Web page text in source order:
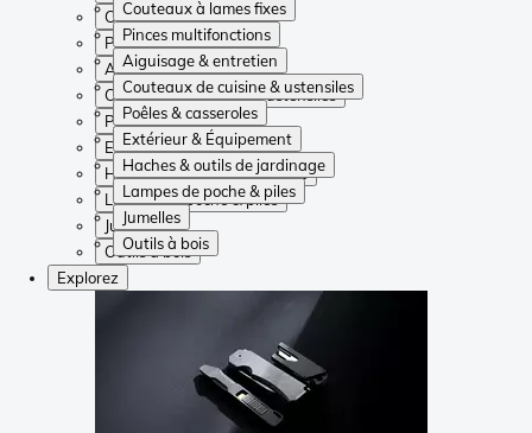
Couteaux à lames fixes
Pinces multifonctions
Aiguisage & entretien
Couteaux de cuisine & ustensiles
Poêles & casseroles
Extérieur & Équipement
Haches & outils de jardinage
Lampes de poche & piles
Jumelles
Outils à bois
Couteaux à lames fixes
Pinces multifonctions
Aiguisage & entretien
Couteaux de cuisine & ustensiles
Poêles & casseroles
Extérieur & Équipement
Haches & outils de jardinage
Lampes de poche & piles
Jumelles
Outils à bois
Explorez